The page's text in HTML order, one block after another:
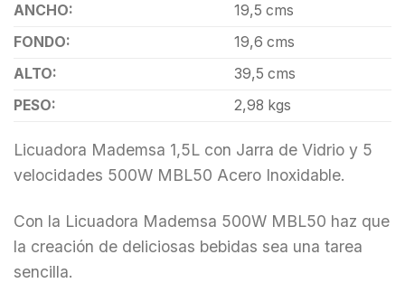
ANCHO:
19,5 cms
FONDO:
19,6 cms
ALTO:
39,5 cms
PESO:
2,98 kgs
Licuadora Mademsa 1,5L con Jarra de Vidrio y 5
velocidades 500W MBL50 Acero Inoxidable.
Con la Licuadora Mademsa 500W MBL50 haz que
la creación de deliciosas bebidas sea una tarea
sencilla.